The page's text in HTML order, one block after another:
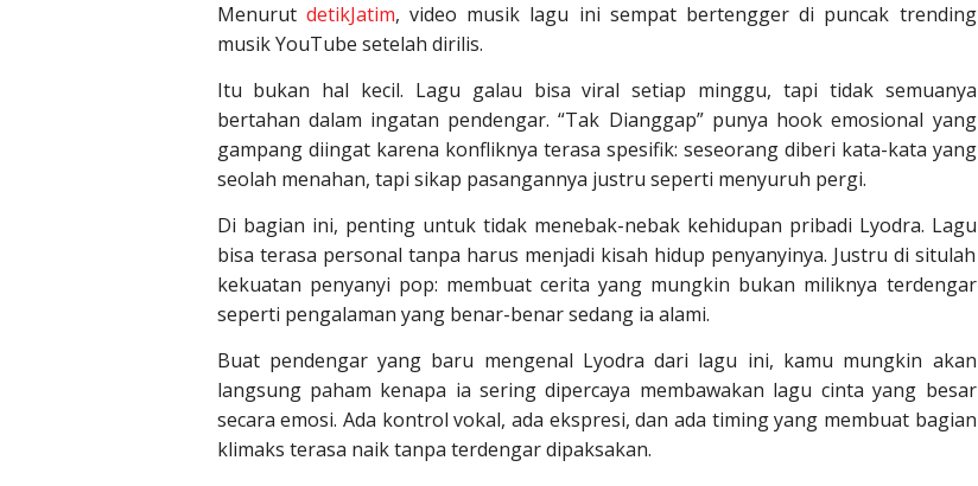
Menurut detikJatim, video musik lagu ini sempat bertengger di puncak trending
musik YouTube setelah dirilis.
Itu bukan hal kecil. Lagu galau bisa viral setiap minggu, tapi tidak semuanya
bertahan dalam ingatan pendengar. “Tak Dianggap” punya hook emosional yang
gampang diingat karena konfliknya terasa spesifik: seseorang diberi kata-kata yang
seolah menahan, tapi sikap pasangannya justru seperti menyuruh pergi.
Di bagian ini, penting untuk tidak menebak-nebak kehidupan pribadi Lyodra. Lagu
bisa terasa personal tanpa harus menjadi kisah hidup penyanyinya. Justru di situlah
kekuatan penyanyi pop: membuat cerita yang mungkin bukan miliknya terdengar
seperti pengalaman yang benar-benar sedang ia alami.
Buat pendengar yang baru mengenal Lyodra dari lagu ini, kamu mungkin akan
langsung paham kenapa ia sering dipercaya membawakan lagu cinta yang besar
secara emosi. Ada kontrol vokal, ada ekspresi, dan ada timing yang membuat bagian
klimaks terasa naik tanpa terdengar dipaksakan.